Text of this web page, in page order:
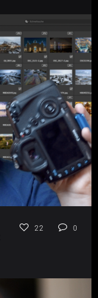
22 0